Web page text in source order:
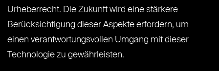
Urheberrecht. Die Zukunft wird eine stärkere
Berücksichtigung dieser Aspekte erfordern, um
einen verantwortungsvollen Umgang mit dieser
Technologie zu gewährleisten.